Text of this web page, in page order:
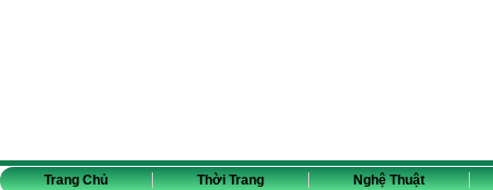
Trang Chủ Thời Trang Nghệ Thuật